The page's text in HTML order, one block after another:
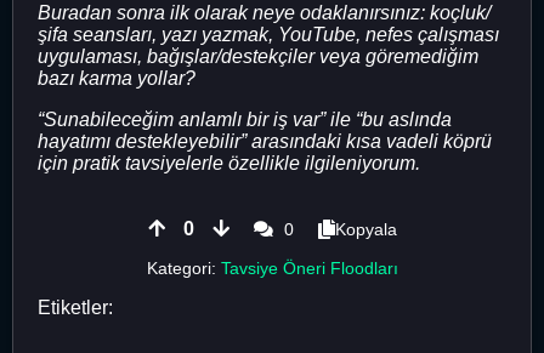
Buradan sonra ilk olarak neye odaklanırsınız: koçluk/
şifa seansları, yazı yazmak, YouTube, nefes çalışması
uygulaması, bağışlar/destekçiler veya göremediğim
bazı karma yollar?
“Sunabileceğim anlamlı bir iş var” ile “bu aslında
hayatımı destekleyebilir” arasındaki kısa vadeli köprü
için pratik tavsiyelerle özellikle ilgileniyorum.
0 0
Kopyala
Kategori: Tavsiye Öneri Floodları
Etiketler: